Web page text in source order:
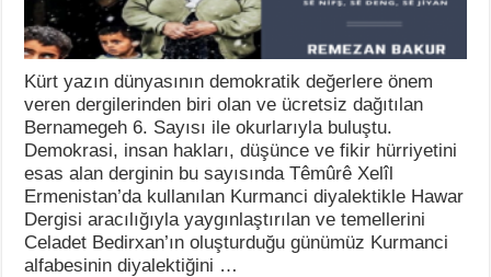
Kürt yazın dünyasının demokratik değerlere önem
veren dergilerinden biri olan ve ücretsiz dağıtılan
Bernamegeh 6. Sayısı ile okurlarıyla buluştu.
Demokrasi, insan hakları, düşünce ve fikir hürriyetini
esas alan derginin bu sayısında Têmûrê Xelîl
Ermenistan’da kullanılan Kurmanci diyalektikle Hawar
Dergisi aracılığıyla yaygınlaştırılan ve temellerini
Celadet Bedirxan’ın oluşturduğu günümüz Kurmanci
alfabesinin diyalektiğini …